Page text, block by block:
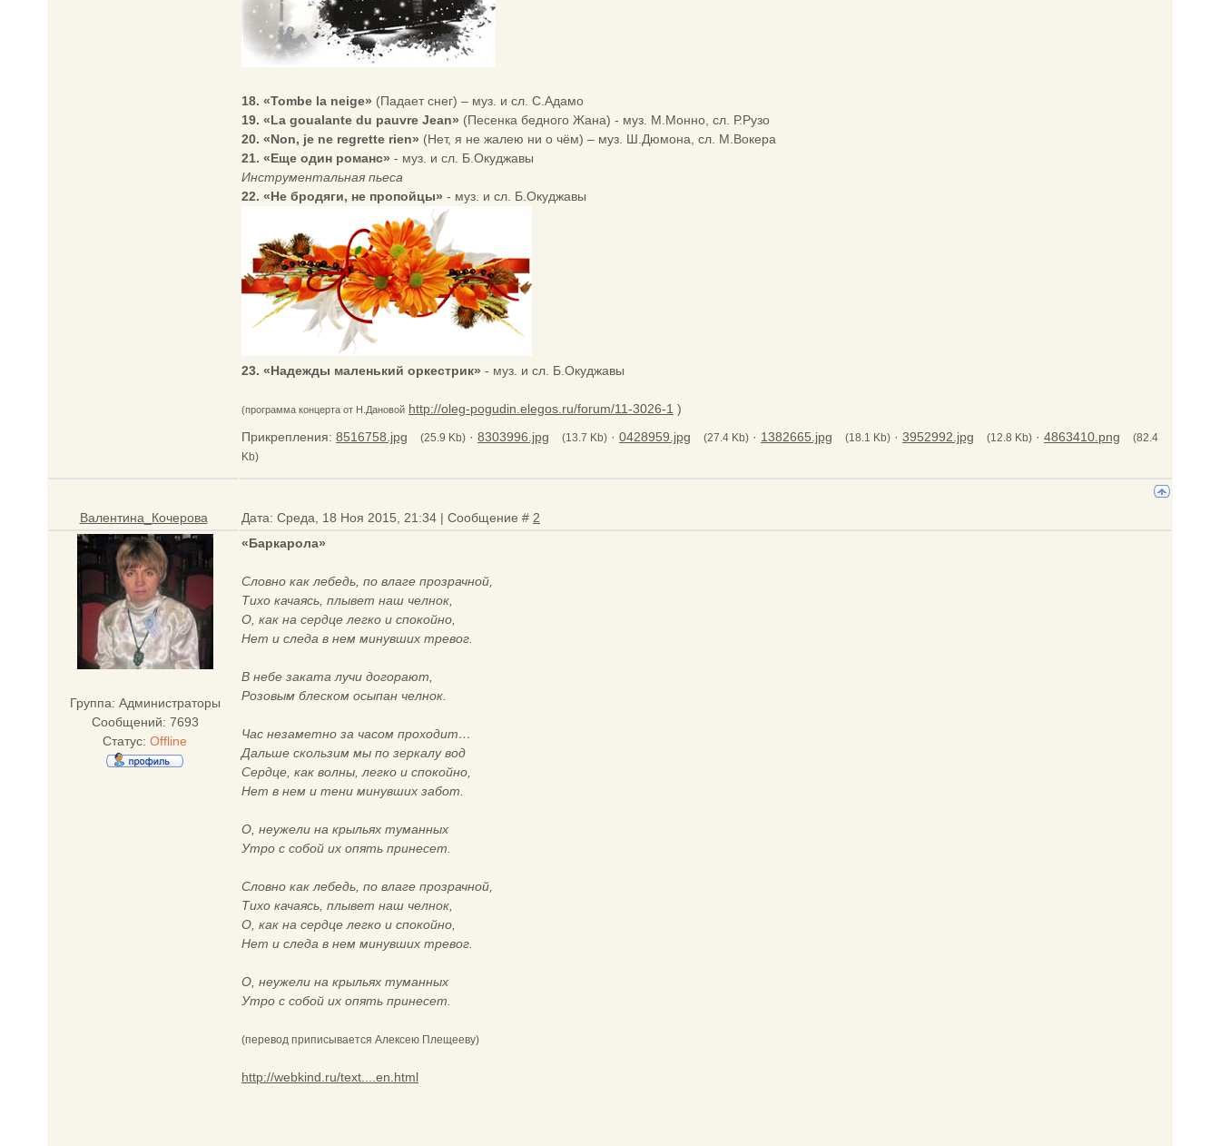
18. «Tombe la neige» (Падает снег) – муз. и сл. С.Адамо
19. «La goualante du pauvre Jean» (Песенка бедного Жана) - муз. М.Монно, сл. Р.Рузо
20. «Non, je ne regrette rien» (Нет, я не жалею ни о чём) – муз. Ш.Дюмона, сл. М.Вокера
21. «Еще один романс» - муз. и сл. Б.Окуджавы
Инструментальная пьеса
22. «Не бродяги, не пропойцы» - муз. и сл. Б.Окуджавы
23. «Надежды маленький оркестрик» - муз. и сл. Б.Окуджавы
(программа концерта от Н.Дановой http://oleg-pogudin.elegos.ru/forum/11-3026-1 )
Прикрепления: 8516758.jpg (25.9 Kb) · 8303996.jpg (13.7 Kb) · 0428959.jpg (27.4 Kb) · 1382665.jpg (18.1 Kb) · 3952992.jpg (12.8 Kb) · 4863410.png
(82.4
Kb)
Валентина_Кочерова Дата: Среда, 18 Ноя 2015, 21:34 | Сообщение # 2
Группа: Администраторы
Сообщений: 7693
Статус: Offline
«Баркарола»
Словно как лебедь, по влаге прозрачной,
Тихо качаясь, плывет наш челнок,
О, как на сердце легко и спокойно,
Нет и следа в нем минувших тревог.
В небе заката лучи догорают,
Розовым блеском осыпан челнок.
Час незаметно за часом проходит…
Дальше скользим мы по зеркалу вод
Сердце, как волны, легко и спокойно,
Нет в нем и тени минувших забот.
О, неужели на крыльях туманных
Утро с собой их опять принесет.
Словно как лебедь, по влаге прозрачной,
Тихо качаясь, плывет наш челнок,
О, как на сердце легко и спокойно,
Нет и следа в нем минувших тревог.
О, неужели на крыльях туманных
Утро с собой их опять принесет.
(перевод приписывается Алексею Плещееву)
http://webkind.ru/text....en.html